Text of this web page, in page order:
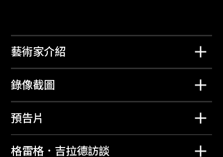
藝術家介紹
錄像截圖
預告片
格雷格．吉拉德訪談
鮑藹倫
光之凝
2026年2月23日至3
月15日
HK:PM
2026年1月26日至2
月22日